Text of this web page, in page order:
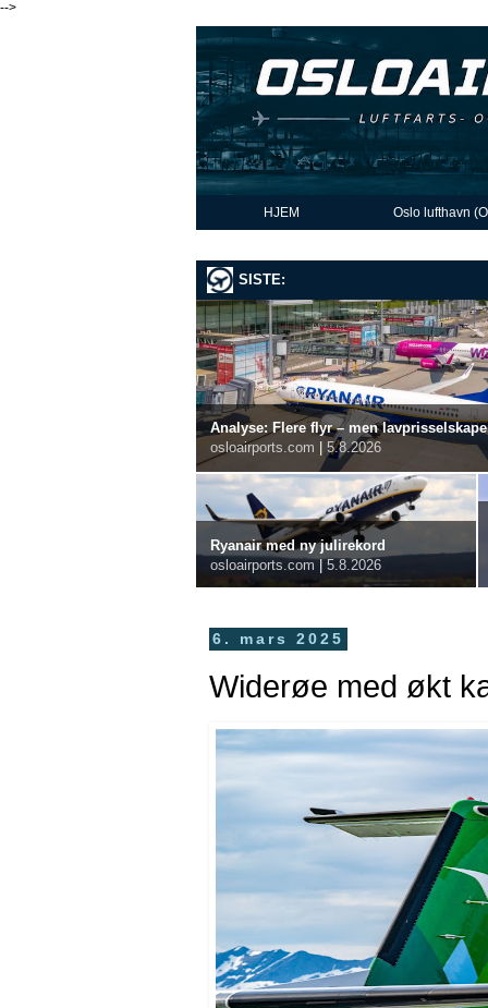
-->
HJEM Oslo lufthavn
SISTE:
Analyse: Flere flyr – men
osloairports.com
5.8.2026
Ryanair med ny julirekord
osloairports.com | 5.8.2026
6. mars 2025
Widerøe med økt